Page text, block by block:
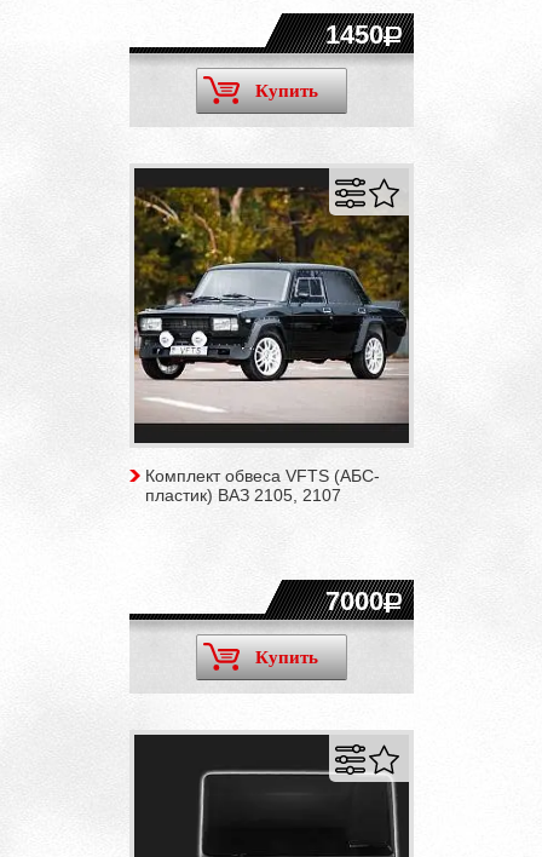
1450
Купить
Комплект обвеса VFTS (АБС-
пластик) ВАЗ 2105, 2107
7000
Купить